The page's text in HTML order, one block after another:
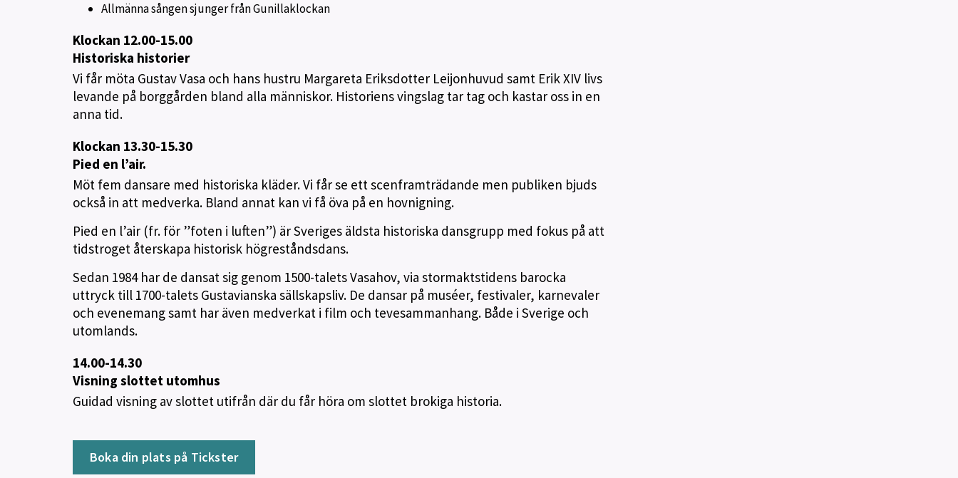
Allmänna sången sjunger från Gunillaklockan
Klockan 12.00-15.00
Historiska historier
Vi får möta Gustav Vasa och hans hustru Margareta Eriksdotter Leijonhuvud samt Erik XIV livs
levande på borggården bland alla människor. Historiens vingslag tar tag och kastar oss in en
anna tid.
Klockan 13.30-15.30
Pied en l’air.
Möt fem dansare med historiska kläder. Vi får se ett scenframträdande men publiken bjuds
också in att medverka. Bland annat kan vi få öva på en hovnigning.
Pied en l’air (fr. för ”foten i luften”) är Sveriges äldsta historiska dansgrupp med fokus på att
tidstroget återskapa historisk högreståndsdans.
Sedan 1984 har de dansat sig genom 1500-talets Vasahov, via stormaktstidens barocka
uttryck till 1700-talets Gustavianska sällskapsliv. De dansar på muséer, festivaler, karnevaler
och evenemang samt har även medverkat i film och tevesammanhang. Både i Sverige och
utomlands.
14.00-14.30
Visning slottet utomhus
Guidad visning av slottet utifrån där du får höra om slottet brokiga historia.
Boka din plats på Tickster